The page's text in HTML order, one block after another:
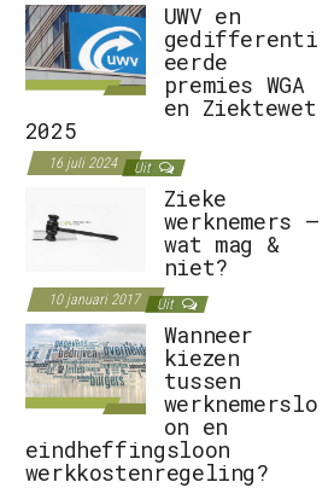
UWV en
gedifferenti
eerde
premies WGA
en Ziektewet
2025
16 juli 2024 Uit
Zieke
werknemers –
wat mag &
niet?
10 januari 2017 Uit
Wanneer
kiezen
tussen
werknemerslo
on en
eindheffingsloon
werkkostenregeling?